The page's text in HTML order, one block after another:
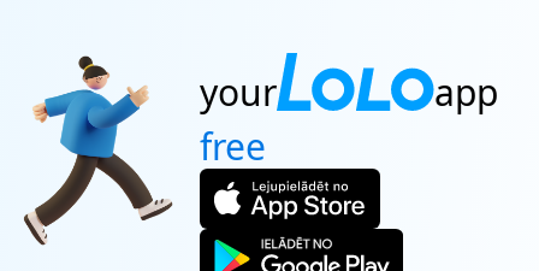
your
app
free